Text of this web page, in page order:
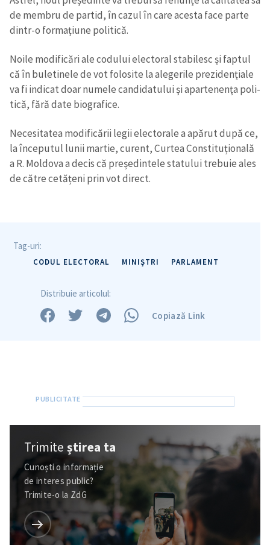
de mem­bru de par­tid, în cazul în care acesta face parte
dintr-o for­ma­țiune poli­tică.
Noile modi­fi­cări ale codu­lui elec­to­ral sta­bi­lesc și fap­tul
că în bule­ti­nele de vot folo­site la ale­ge­rile pre­zi­den­ți­ale
va fi indi­cat doar numele can­di­da­tu­lui şi apar­te­nenţa poli­
tică, fără date bio­gra­fice.
Nece­si­ta­tea modi­fi­că­rii legii elec­to­rale a apă­rut după ce,
la înce­pu­tul lunii mar­tie, curent, Cur­tea Con­sti­tu­țio­nală
a R. Mol­dova a decis că pre­șe­din­tele sta­tu­lui tre­buie ales
de către cetă­țeni prin vot direct.
Tag-uri:
CODUL ELECTORAL MINIŞTRI PARLAMENT
Distribuie articolul:
Copiază Link
Trimiteștirea ta
Cunoști o informație
de interes public?
Trimite-o la ZdG